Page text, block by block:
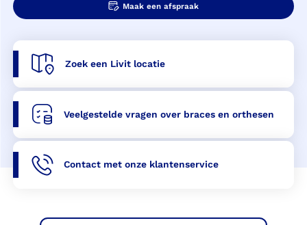
Maak een afspraak
Zoek een Livit locatie
Veelgestelde vragen over braces en orthesen
Contact met onze klantenservice